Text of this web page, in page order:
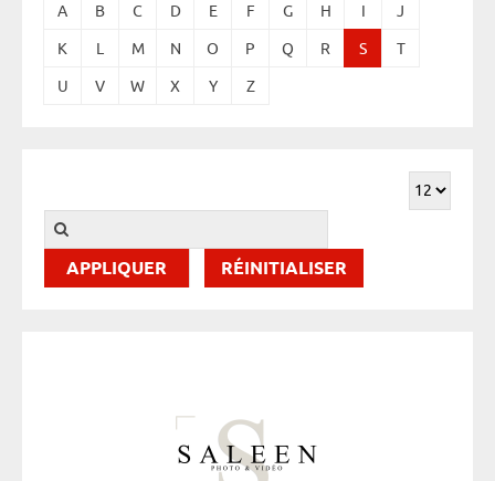
A B C D E F G H I J
K L M N O P Q R S T
U V W X Y Z
RÉINITIALISER